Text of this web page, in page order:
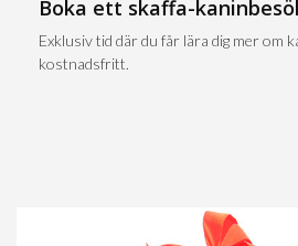
Boka ett skaffa-
Exklusiv tid där du får lära dig mer om
kostnadsfritt.